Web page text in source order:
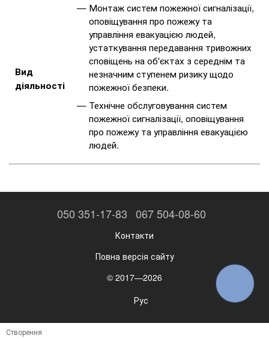
Вид
діяльності
Монтаж систем пожежної сигналізації,
оповіщування про пожежу та
управління евакуацією людей,
устаткування передавання тривожних
сповіщень на об'єктах з середнім та
незначним ступенем ризику щодо
пожежної безпеки.
Технічне обслуговування систем
пожежної сигналізації, оповіщування
про пожежу та управління евакуацією
людей.
050 351-17-83 067 504-08-60
Контакти
Повна версія сайту
© 2017—2026
Рус
Створення